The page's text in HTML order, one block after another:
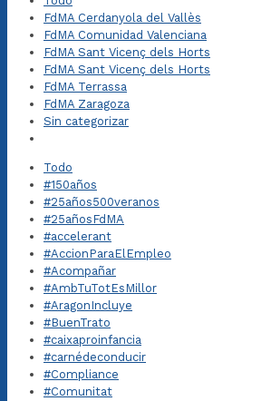
FdMA Cerdanyola del Vallès
FdMA Comunidad Valenciana
FdMA Sant Vicenç dels Horts
FdMA Sant Vicenç dels Horts
FdMA Terrassa
FdMA Zaragoza
Sin categorizar
Todo
#150años
#25años500veranos
#25añosFdMA
#accelerant
#AccionParaElEmpleo
#Acompañar
#AmbTuTotEsMillor
#AragonIncluye
#BuenTrato
#caixaproinfancia
#carnédeconducir
#Compliance
#Comunitat